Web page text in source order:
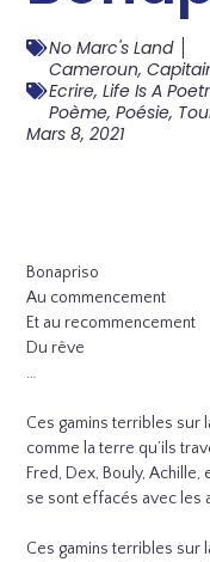
No Marc's Land
Cameroun,
Ecrire,Life Is A
Poème,Poésie,
Mars 8, 2021
Bonapriso
Au commencement
Et au recommencement
Du rêve
…
Ces gamins terribles sur
comme la terre qu’ils
Fred, Dex, Bouly,
se sont effacés avec les
Ces gamins terribles sur